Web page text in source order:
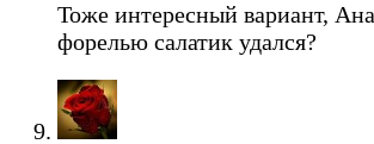
Тоже интересный вариант,
форелью салатик удался?